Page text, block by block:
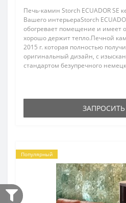
Печь-камин Storch ECUADOR SE
Вашего интерьераStorch
обогревает помещение и имеет
хорошо держит тепло.Печной
2015 г. которая полностью
оригинальный дизайн, с
стандартом безупречного
Популярный